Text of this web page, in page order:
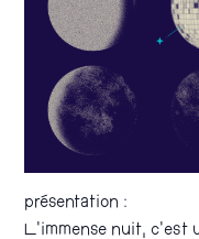
présentation :
L’immense nuit,